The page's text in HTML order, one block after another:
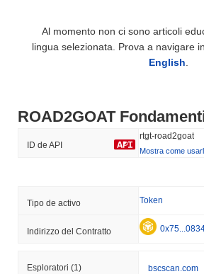
Al momento non ci sono articoli
lingua selezionata. Prova a navigare
English
ROAD2GOAT
ID de API
rtgt-road2goat
Mostra come
Tipo de activo Token
Indirizzo del Contratto
Esploratori (1) bscscan.com